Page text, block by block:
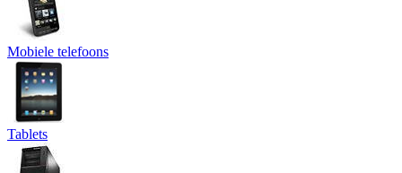
Mobiele telefoons
Tablets